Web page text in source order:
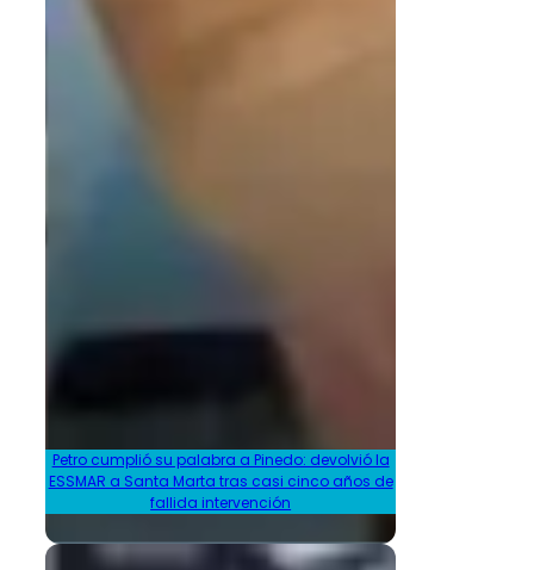
Petro cumplió su palabra a Pinedo: devolvió la
ESSMAR a Santa Marta tras casi cinco años de
fallida intervención